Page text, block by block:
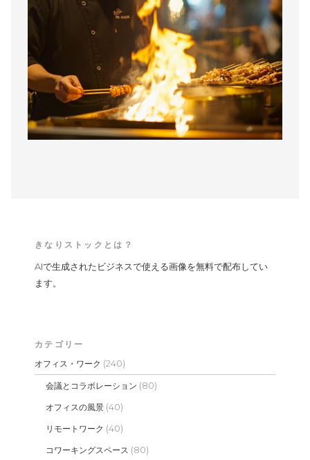
きなりストックとは？
AIで生成されたビジネスで使える画像を無料で配布してい
ます。
カテゴリー
オフィス・ワーク (240)
会議とコラボレーション (80)
オフィスの風景 (40)
リモートワーク (40)
コワーキングスペース (80)